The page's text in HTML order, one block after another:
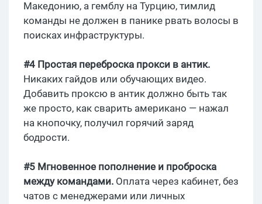
Македонию, а гемблу на Турцию, тимлид
команды не должен в панике рвать волосы в
поисках инфраструктуры.
#4 Простая переброска прокси в антик.
Никаких гайдов или обучающих видео.
Добавить проксю в антик должно быть так
же просто, как сварить американо — нажал
на кнопочку, получил горячий заряд
бодрости.
#5 Мгновенное пополнение и проброска
между командами. Оплата через кабинет, без
чатов с менеджерами или личных